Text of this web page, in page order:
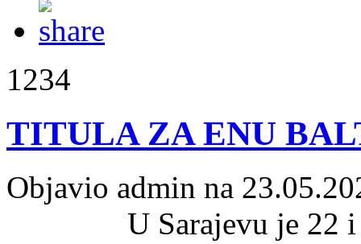
1234
TITULA ZA ENU
Objavio admin na
U Sarajevu je 22